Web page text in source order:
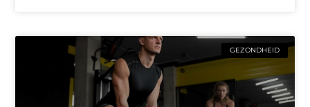
GEZONDHEID